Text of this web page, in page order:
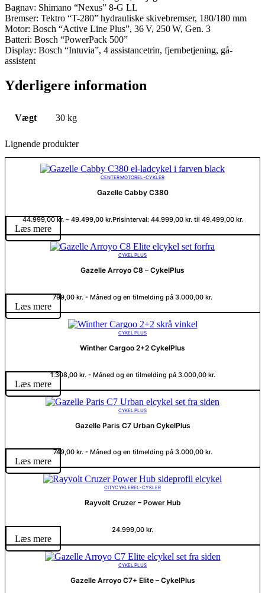
Bagnav: Shimano “Nexus” 8-G LL
Bremser: Tektro “T-280” hydrauliske skivebremser, 180/180 mm
Motor: Bosch “Active Line Plus”, 36 V, 250 W, Gen. 3
Batteri: Bosch “PowerPack 500”
Display: Bosch “Intuvia”, 4 assistancetrin, fjernbetjening, gå-
assistent
Yderligere information
Vægt 30 kg
Lignende produkter
CENTERMOTOREL-CYKLER
Gazelle Cabby C380
44.999,00kr. – 49.499,00 kr.Prisinterval: 44.999,00 kr. til 49.499,00 kr.
Læs mere
CYKELPLUS
Gazelle Arroyo C8 – CykelPlus
799,00 kr. - Måned og en tilmelding på 3.000,00 kr.
Læs mere
CYKELPLUS
Winther Cargoo 2+2 CykelPlus
1.308,00 kr. - Måned og en tilmelding på 3.000,00 kr.
Læs mere
CYKELPLUS
Gazelle Paris C7 Urban CykelPlus
749,00 kr. - Måned og en tilmelding på 3.000,00 kr.
Læs mere
CITYCYKLEREL-CYKLER
Rayvolt Cruzer – Power Hub
24.999,00 kr.
Læs mere
CYKELPLUS
Gazelle Arroyo C7+ Elite – CykelPlus